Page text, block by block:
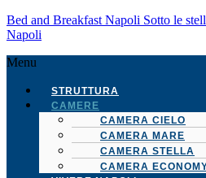
Bed and Breakfast Napoli Sotto le
Napoli
Menu
STRUTTURA
CAMERE
CAMERA CIELO
CAMERA MARE
CAMERA STELLA
CAMERA